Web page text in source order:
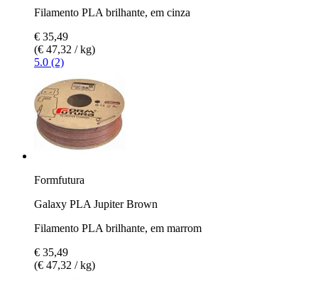
Filamento PLA brilhante, em cinza
€ 35,49
(€ 47,32 / kg)
5.0 (2)
Formfutura
Galaxy PLA Jupiter Brown
Filamento PLA brilhante, em marrom
€ 35,49
(€ 47,32 / kg)